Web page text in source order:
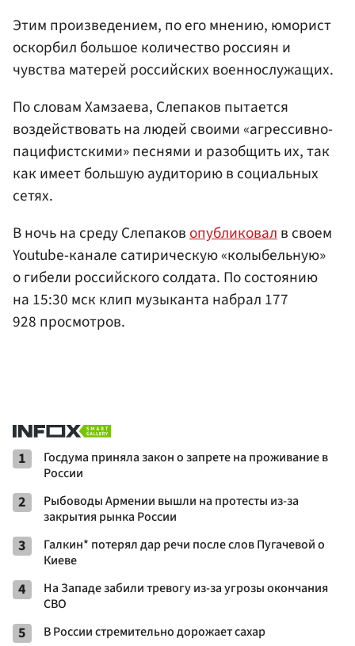
Этим произведением, по его мнению, юморист
оскорбил большое количество россиян и
чувства матерей российских военнослужащих.
По словам Хамзаева, Слепаков пытается
воздействовать на людей своими «агрессивно-
пацифистскими» песнями и разобщить их, так
как имеет большую аудиторию в социальных
сетях.
В ночь на среду Слепаковопубликовалв своем
Youtube-канале сатирическую «колыбельную»
о гибели российского солдата. По состоянию
на 15:30 мск клип музыканта набрал 177
928 просмотров.
1
Госдума приняла закон о запрете на проживание в
России
2
Рыбоводы Армении вышли на протесты из-за
закрытия рынка России
3
Галкин* потерял дар речи после слов Пугачевой о
Киеве
4
На Западе забили тревогу из-за угрозы окончания
СВО
5 В России стремительно дорожает сахар